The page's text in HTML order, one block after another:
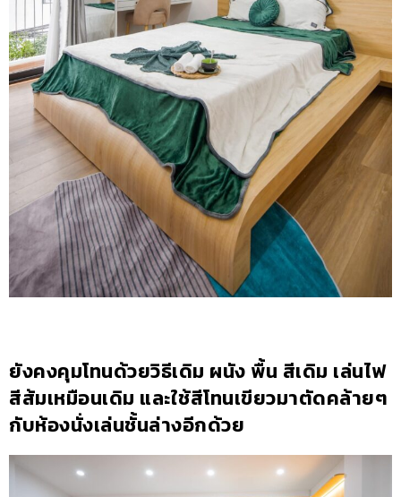
ยังคงคุมโทนด้วยวิธีเดิม ผนัง พื้น สีเดิม เล่นไฟ
สีส้มเหมือนเดิม และใช้สีโทนเขียวมาตัดคล้ายๆ
กับห้องนั่งเล่นชั้นล่างอีกด้วย